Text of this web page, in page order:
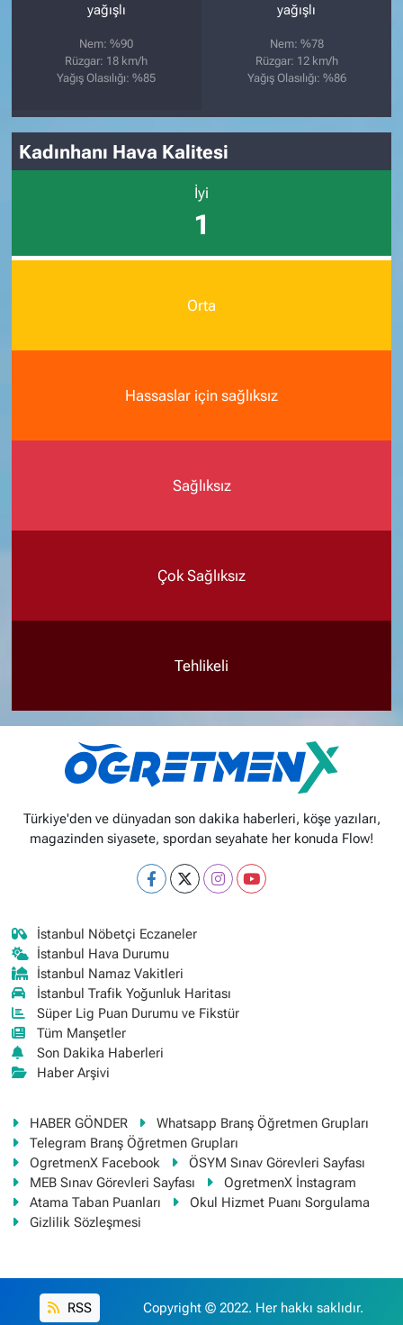
yağışlı
Nem: %90
Rüzgar: 18 km/h
Yağış Olasılığı: %85
yağışlı
Nem: %78
Rüzgar: 12 km/h
Yağış Olasılığı: %86
Kadınhanı Hava Kalitesi
İyi
1
Orta
Hassaslar için sağlıksız
Sağlıksız
Çok Sağlıksız
Tehlikeli
Türkiye'den ve dünyadan son dakika haberleri, köşe yazıları,
magazinden siyasete, spordan seyahate her konuda Flow!
İstanbul Nöbetçi Eczaneler
İstanbul Hava Durumu
İstanbul Namaz Vakitleri
İstanbul Trafik Yoğunluk Haritası
Süper Lig Puan Durumu ve Fikstür
Tüm Manşetler
Son Dakika Haberleri
Haber Arşivi
HABER GÖNDER
Whatsapp Branş Öğretmen Grupları
Telegram Branş Öğretmen Grupları
OgretmenX Facebook
ÖSYM Sınav Görevleri Sayfası
MEB Sınav Görevleri Sayfası
OgretmenX İnstagram
Atama Taban Puanları
Okul Hizmet Puanı Sorgulama
Gizlilik Sözleşmesi
RSS Copyright © 2022. Her hakkı saklıdır.